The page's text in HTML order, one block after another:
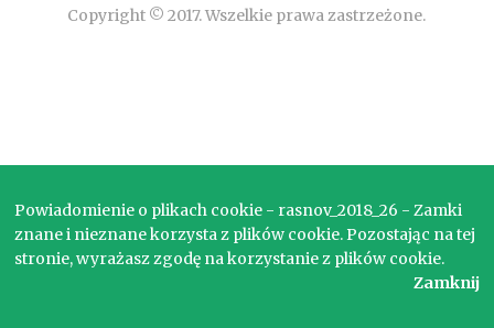
Copyright © 2017. Wszelkie prawa zastrzeżone.
Powiadomienie o plikach cookie - rasnov_2018_26 - Zamki
znane i nieznane korzysta z plików cookie. Pozostając na tej
stronie, wyrażasz zgodę na korzystanie z plików cookie.
Zamknij